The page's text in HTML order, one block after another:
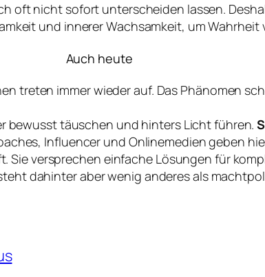
oft nicht sofort unterscheiden lassen.
und innerer Wachsamkeit, um
Auch heute
treten immer wieder auf. Das Phänomen
bewusst täuschen und hinters Licht führen.
Influencer und Onlinemedien geben
versprechen einfache Lösungen für
dahinter aber wenig anderes als